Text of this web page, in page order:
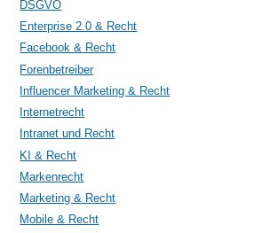
DSGVO
Enterprise 2.0 & Recht
Facebook & Recht
Forenbetreiber
Influencer Marketing & Recht
Internetrecht
Intranet und Recht
KI & Recht
Markenrecht
Marketing & Recht
Mobile & Recht